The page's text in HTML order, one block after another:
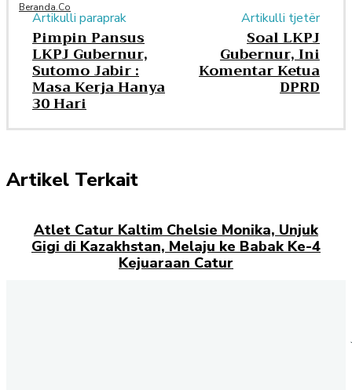
Beranda.co
Artikulli paraprak
Pimpin Pansus
LKPJ Gubernur,
Sutomo Jabir :
Masa Kerja Hanya
30 Hari
Artikulli tjetër
Soal LKPJ
Gubernur, Ini
Komentar Ketua
DPRD
Artikel Terkait
Atlet Catur Kaltim Chelsie Monika, Unjuk
Gigi di Kazakhstan, Melaju ke Babak Ke-4
Kejuaraan Catur